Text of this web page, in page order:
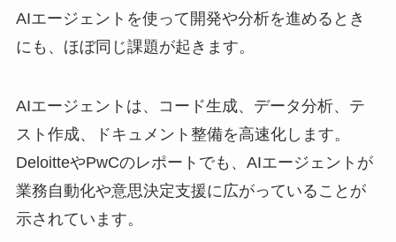
AIエージェントを使って開発や分析を進めるとき
にも、ほぼ同じ課題が起きます。
AIエージェントは、コード生成、データ分析、テ
スト作成、ドキュメント整備を高速化します。
DeloitteやPwCのレポートでも、AIエージェントが
業務自動化や意思決定支援に広がっていることが
示されています。